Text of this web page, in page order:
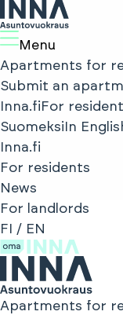
Menu
Apartments for
Submit an
Inna.fi For
Suomeksi In
Inna.fi
For residents
News
For landlords
FI
/ EN
Apartments for